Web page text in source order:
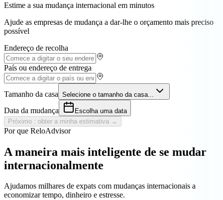
Estime a sua mudança internacional em minutos
Ajude as empresas de mudança a dar-lhe o orçamento mais preciso
possível
Endereço de recolha
País ou endereço de entrega
Tamanho da casa Selecione o tamanho da casa...
Data da mudança
Escolha uma data
Próximo : obter a minha estimativa →
Por que ReloAdvisor
A maneira mais inteligente de se mudar
internacionalmente
Ajudamos milhares de expats com mudanças internacionais a
economizar tempo, dinheiro e estresse.